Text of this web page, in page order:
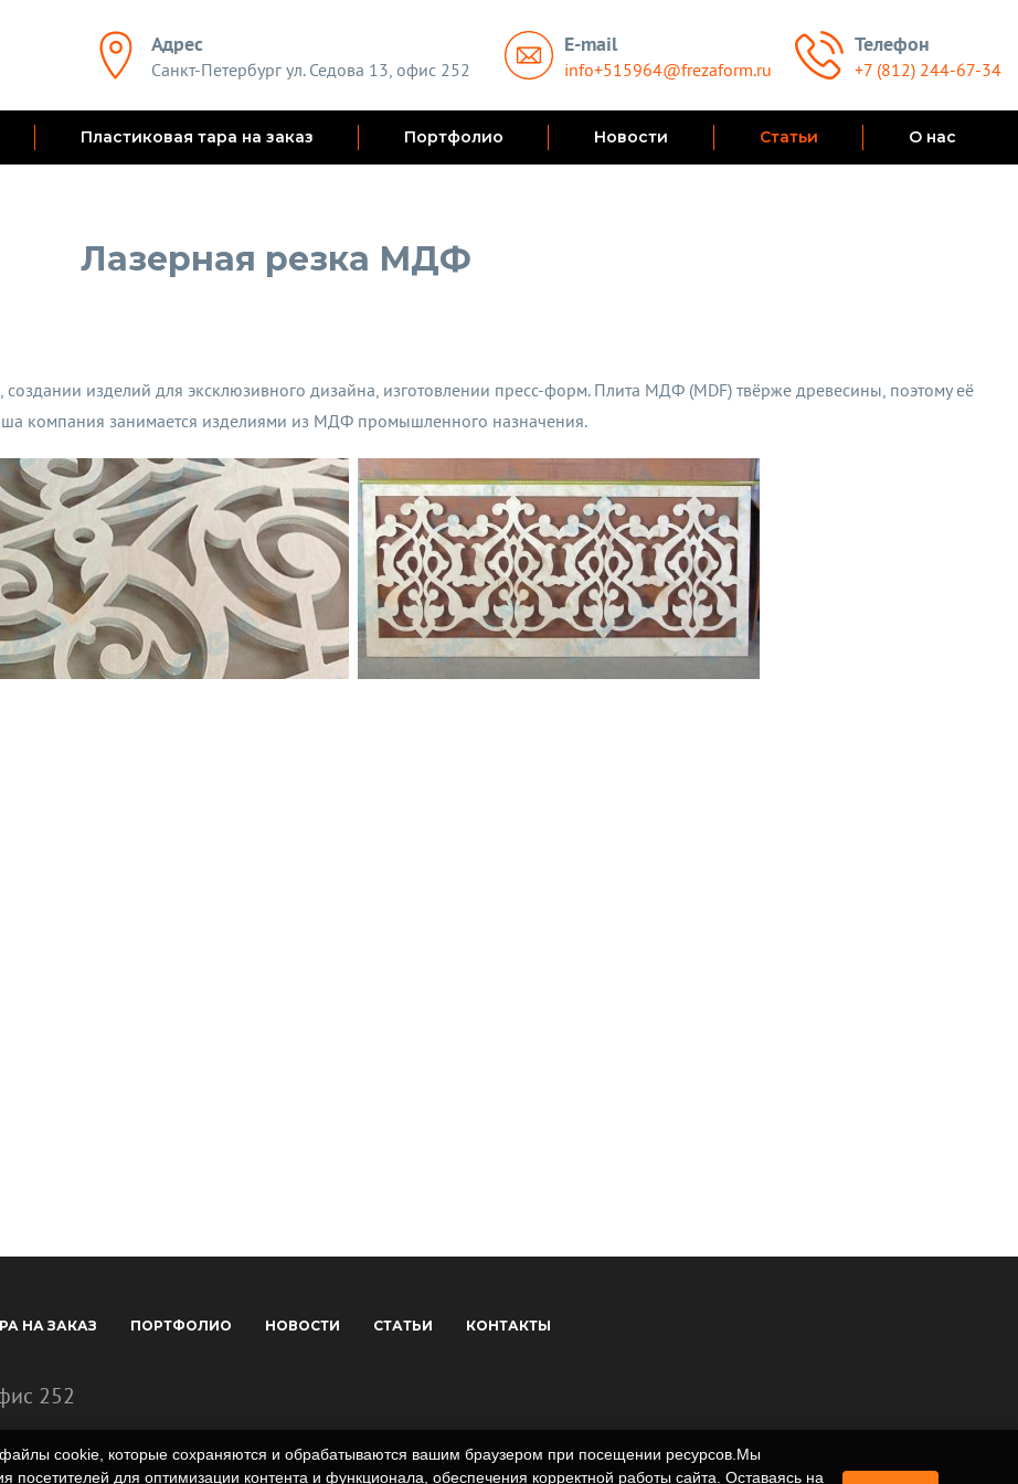
Адрес
Санкт-Петербург ул. Седова 13, офис 252
E-mail
info+515964@frezaform.ru
Телефон
+7 (812) 244-67-34
Пластиковая тара на заказ Портфолио Новости Статьи О нас
Лазерная резка МДФ
изделий для эксклюзивного дизайна, изготовлении пресс-форм. Плита МДФ (MDF) твёрже древесины, поэтому её
компания занимается изделиями из МДФ промышленного назначения.
НА ЗАКАЗ ПОРТФОЛИО НОВОСТИ СТАТЬИ КОНТАКТЫ
252
cookie, которые сохраняются и обрабатываются вашим браузером при посещении ресурсов.Мы
для оптимизации контента и функционала, обеспечения корректной работы сайта. Оставаясь на